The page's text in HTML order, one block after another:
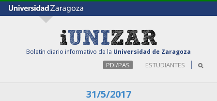
Boletín diario informativo de la Universidad de Zaragoza
PDI/PAS ESTUDIANTES
31/5/2017